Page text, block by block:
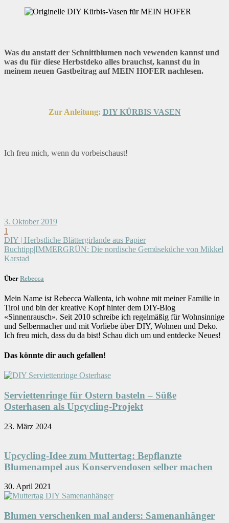
Was du anstatt der Schnittblumen noch vewenden kannst und
was du für diese Herbstdeko alles brauchst, kannst du in
meinem neuen Gastbeitrag auf MEIN HOFER nachlesen.
Zur Anleitung: DIY KÜRBIS VASEN
Ich freu mich, wenn du vorbeischaust!
3. Oktober 2019
1
DIY | Herbstliche Blättergirlande aus Papier
Buchtipp|IMMERGRÜN: Die nordische Gemüseküche von Mikkel
Karstad
Über Rebecca
Mein Name ist Rebecca Wallenta, ich wohne mit meiner Familie in
Tirol und bin der kreative Kopf hinter dem DIY-Blog
«Sinnenrausch». Seit 2010 schreibe ich regelmäßig für Wohnsinnige
und Selbermacher und mit Vorliebe über DIY, Wohnen und Deko.
Ich freu mich, dass du da bist! Schau dich um und entdecke Neues!
Das könnte dir auch gefallen!
Serviettenringe für Ostern basteln – Süße
Osterhasen als Upcycling-Projekt
23. März 2024
Upcycling-Idee zum Muttertag: Bepflanzte
Blumenampel aus Konservendosen selber machen
30. April 2021
Blumen verschenken mal anders: Samenanhänger